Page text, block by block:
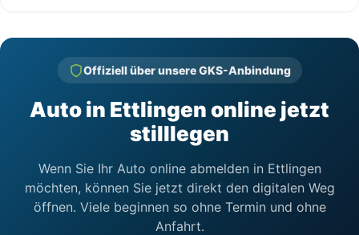
Offiziell über unsere GKS-Anbindung
Auto in Ettlingen online jetzt
stilllegen
Wenn Sie Ihr Auto online abmelden in Ettlingen
möchten, können Sie jetzt direkt den digitalen Weg
öffnen. Viele beginnen so ohne Termin und ohne
Anfahrt.